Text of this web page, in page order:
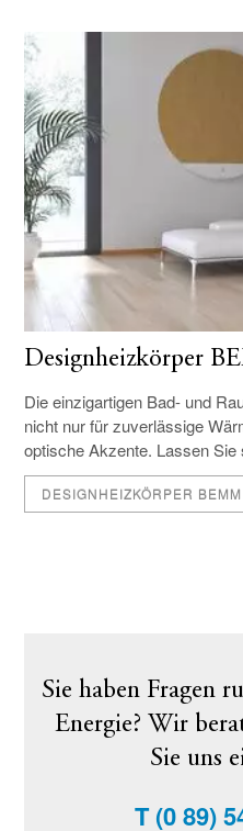
Designheizkörper
Die einzigartigen Bad- und
nicht nur für zuverlässige
optische Akzente. Lassen Sie
DESIGNHEIZKÖRPER BEMM
Sie haben Fragen
Energie? Wir
Sie uns
T(0 89)